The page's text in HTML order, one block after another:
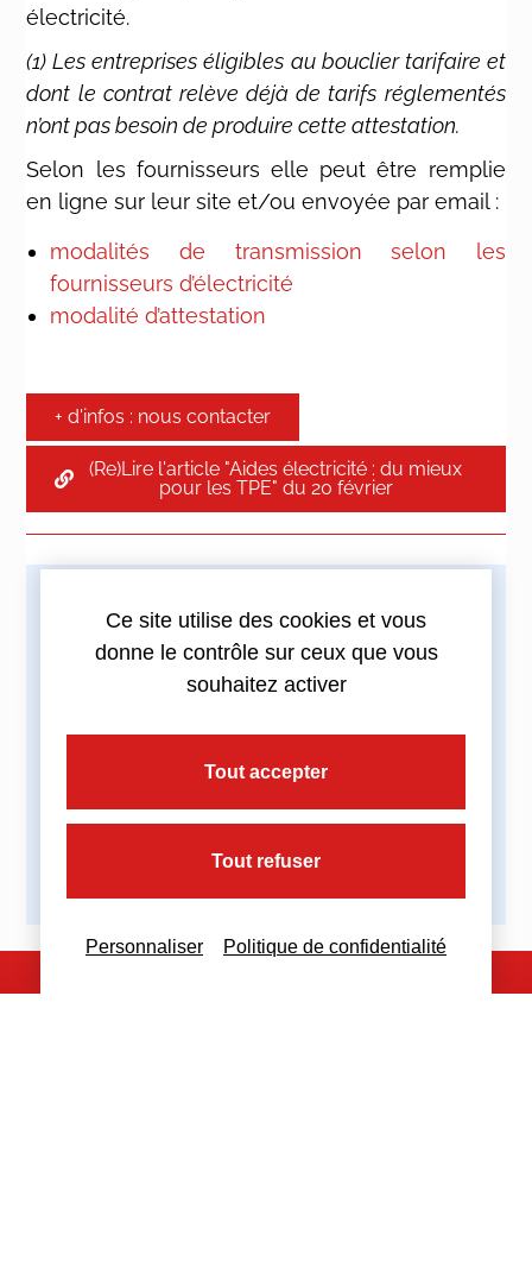
électricité.
(1) Les entreprises éligibles au bouclier tarifaire et
dont le contrat relève déjà de tarifs réglementés
n’ont pas besoin de produire cette attestation.
Selon les fournisseurs elle peut être remplie
en ligne sur leur site et/ou envoyée par email :
modalités de transmission selon les
fournisseurs d’électricité
modalité d’attestation
+ d'infos : nous contacter
(Re)Lire l'article "Aides électricité : du mieux
pour les TPE" du 20 février
Imprimez cette actualité
Partagez cette actualité :
Ce site utilise des cookies et vous
donne le contrôle sur ceux que vous
souhaitez activer
Tout accepter
Tout refuser
Personnaliser Politique de confidentialité